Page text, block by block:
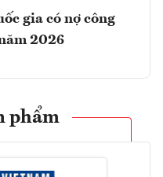
gia có nợ công
2026
phẩm